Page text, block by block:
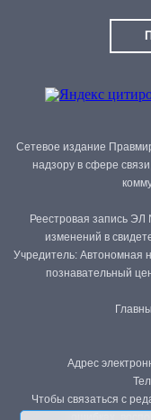
Сетевое издание
надзору в сфере
Реестровая запись
изменений в
Учредитель: Автономная
познавательный
Адрес
Чтобы связаться с